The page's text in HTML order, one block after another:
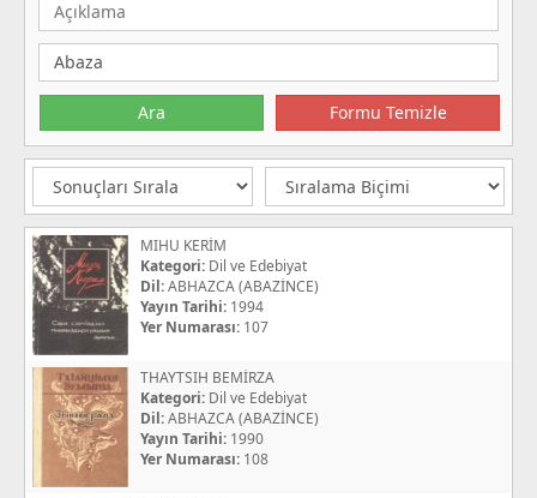
MIHU KERİM
Kategori: Dil ve Edebiyat
Dil:ABHAZCA (ABAZİNCE)
Yayın Tarihi: 1994
Yer Numarası: 107
THAYTSIH BEMİRZA
Kategori: Dil ve Edebiyat
Dil:ABHAZCA (ABAZİNCE)
Yayın Tarihi: 1990
Yer Numarası: 108